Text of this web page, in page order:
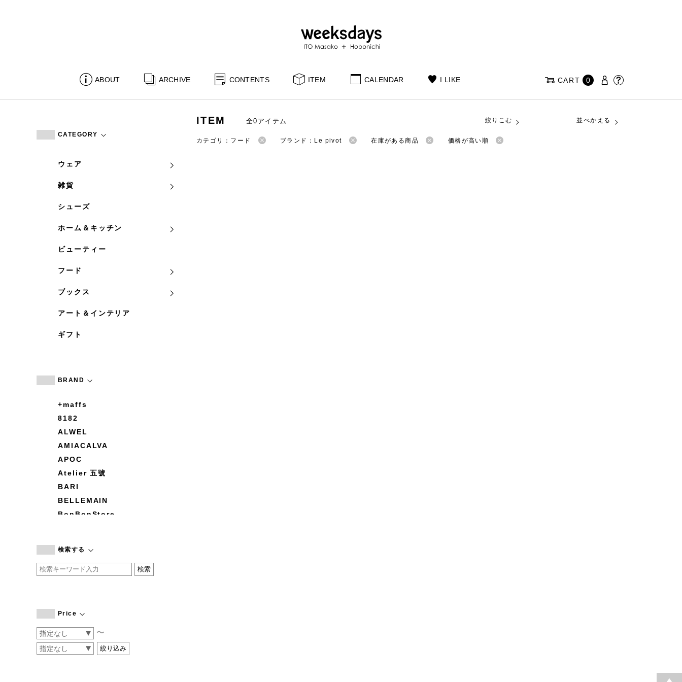
ABOUT ARCHIVE CONTENTS ITEM CALENDAR I LIKE CART 0
CATEGORY
ウェア
雑貨
シューズ
ホーム＆キッチン
ビューティー
フード
ブックス
アート＆インテリア
ギフト
BRAND
+maffs
8182
ALWEL
AMIACALVA
APOC
Atelier 五號
BARI
BELLEMAIN
BonBonStore
by basics
CATWORTH
COGTHEBIGSMOKE
CONVERSE
DEAN & DELUCA
検索する
Price
〜
ITEM 全0アイテム 絞りこむ 並べかえる
カテゴリ：フード ブランド：Le pivot 在庫がある商品 価格が高い順